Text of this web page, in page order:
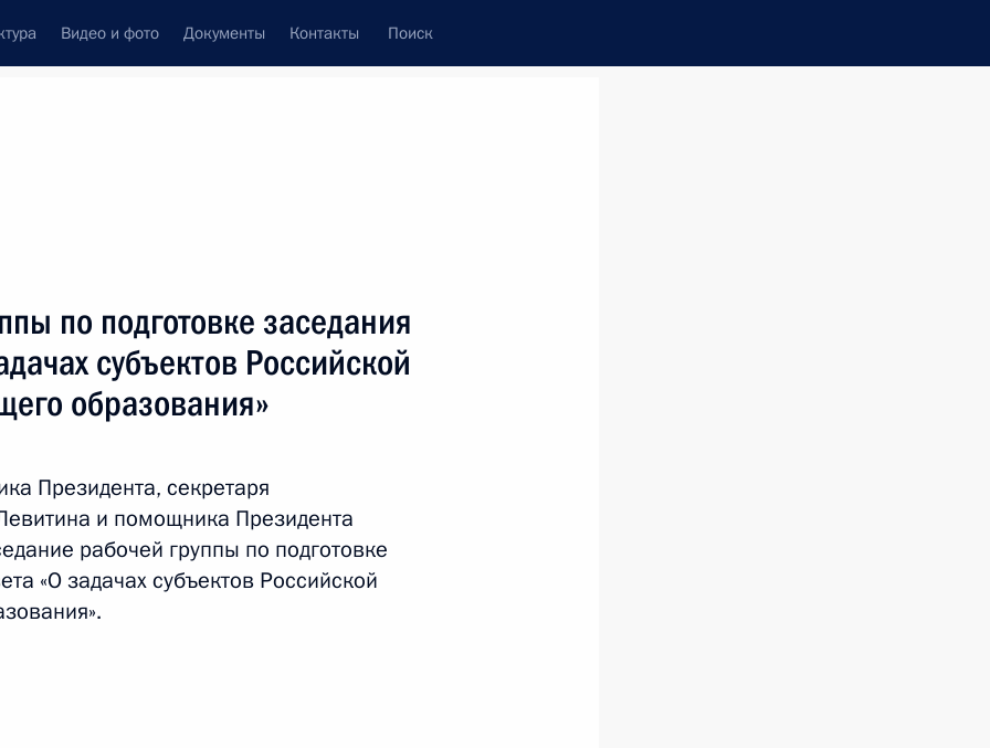
Видео и фото Документы Контакты Поиск
премий Российской
в области науки
по подготовке заседания
субъектов Российской
образования»
Президента, секретаря
и помощника Президента
рабочей группы по подготовке
«О задачах субъектов Российской